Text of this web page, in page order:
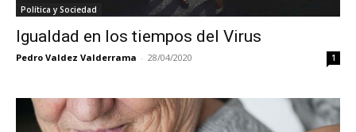
Política y Sociedad
Igualdad en los tiempos del Virus
Pedro Valdez Valderrama - 28/04/2020 1